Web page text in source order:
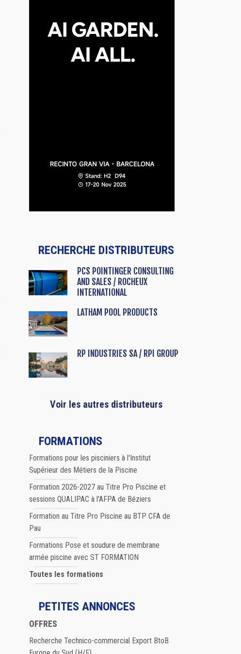
RECHERCHE DISTRIBUTEURS
PCS POINTINGER CONSULTING
AND SALES / ROCHEUX
INTERNATIONAL
LATHAM POOL PRODUCTS
RP INDUSTRIES SA / RPI GROUP
Voir les autres distributeurs
FORMATIONS
Formations pour les pisciniers à l'Institut
Supérieur des Métiers de la Piscine
Formation 2026-2027 au Titre Pro Piscine et
sessions QUALIPAC à l'AFPA de Béziers
Formation au Titre Pro Piscine au BTP CFA de
Pau
Formations Pose et soudure de membrane
armée piscine avec ST FORMATION
Toutes les formations
PETITES ANNONCES
OFFRES
Recherche Technico-commercial Export BtoB